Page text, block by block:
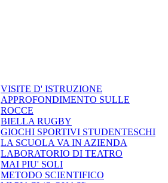
VISITE D' ISTRUZIONE
APPROFONDIMENTO SULLE
ROCCE
BIELLA RUGBY
GIOCHI SPORTIVI STUDENTESCHI
LA SCUOLA VA IN AZIENDA
LABORATORIO DI TEATRO
MAI PIU' SOLI
METODO SCIENTIFICO